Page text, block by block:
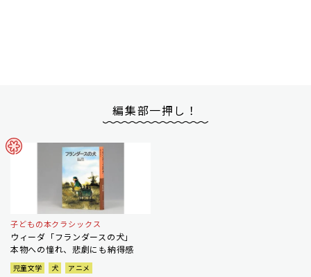
編集部一押し！
子どもの本クラシックス
ウィーダ「フランダースの犬」
本物への憧れ、悲劇にも納得感
児童文学 犬
アニメ